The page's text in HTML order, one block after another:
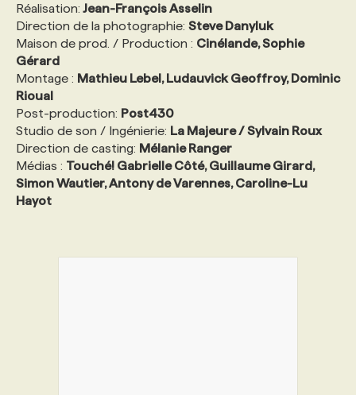
Réalisation: Jean-François Asselin
Direction de la photographie: Steve Danyluk
Maison de prod. / Production : Cinélande, Sophie
Gérard
Montage : Mathieu Lebel, Ludauvick Geoffroy, Dominic
Rioual
Post-production: Post430
Studio de son / Ingénierie: La Majeure / Sylvain Roux
Direction de casting: Mélanie Ranger
Médias : Touché! Gabrielle Côté, Guillaume Girard,
Simon Wautier, Antony de Varennes, Caroline-Lu
Hayot